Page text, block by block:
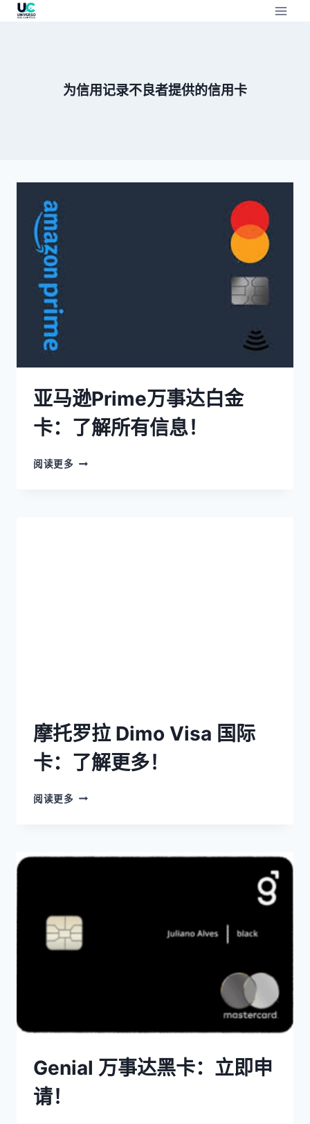
为信用记录不良者提供的信用卡
亚马逊Prime万事达白金
卡：了解所有信息！
阅读更多
摩托罗拉 Dimo Visa 国际
卡：了解更多！
阅读更多
Genial 万事达黑卡：立即申
请！